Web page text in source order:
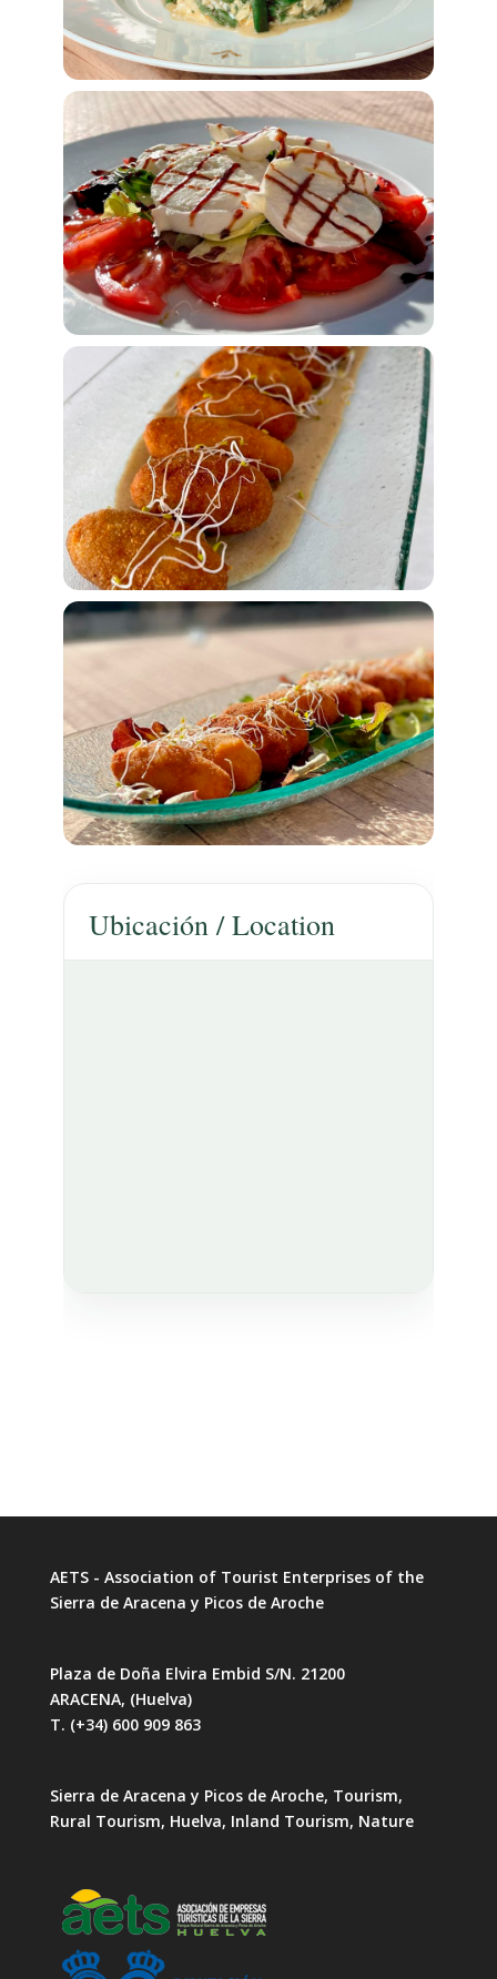
Ubicación / Location
AETS - Association of Tourist Enterprises of the
Sierra de Aracena y Picos de Aroche
Plaza de Doña Elvira Embid S/N. 21200
ARACENA, (Huelva)
T. (+34) 600 909 863
Sierra de Aracena y Picos de Aroche, Tourism,
Rural Tourism, Huelva, Inland Tourism, Nature